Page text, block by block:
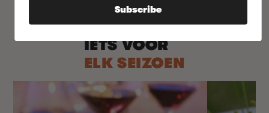
IETS VOOR
ELK SEIZOEN
Subscribe